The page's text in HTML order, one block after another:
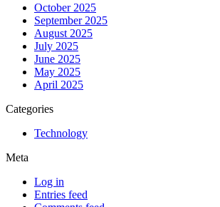
October 2025
September 2025
August 2025
July 2025
June 2025
May 2025
April 2025
Categories
Technology
Meta
Log in
Entries feed